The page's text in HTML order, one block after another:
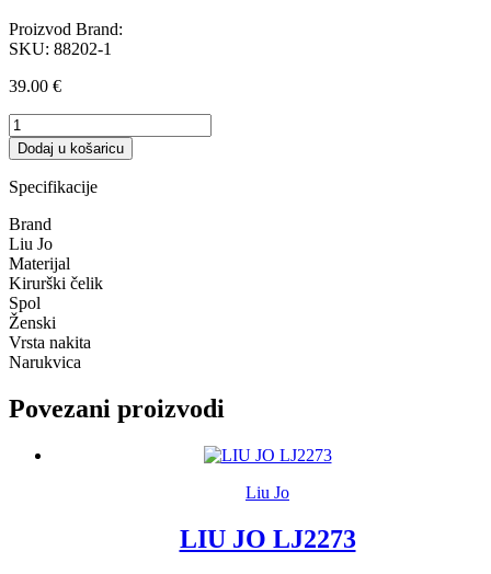
SKU: 88202-1
Proizvod Brand:
39.00 €
Liu
Jo
LJ2301
količina
Dodaj u košaricu
Specifikacije
Brand
Liu Jo
Materijal
Kirurški čelik
Spol
Ženski
Vrsta nakita
Narukvica
Povezani proizvodi
Liu Jo
LIU JO LJ2273